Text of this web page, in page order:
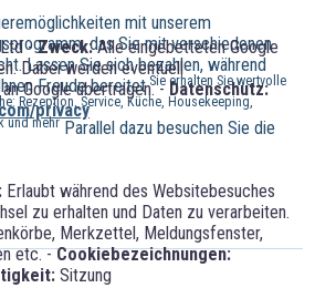
Ltd -Zweck:Alle eingebetteten Google
Dabei werden eventuell
Google übertragen. - Datenschutz:
privacy
Erlaubt während des Websitebesuches
zu erhalten und Daten zu verarbeiten.
Merkzettel, Meldungsfenster,
etc. -Cookiebezeichnungen:
Sitzung
mit unserem
das Sie mit verschiedenen
Lassen Sie sich bezahlen, während
Freude bereitetSie erhalten Sie wertvolle
Rezeption, Service, Küche, Housekeeping,
und mehrParallel dazu besuchen Sie die